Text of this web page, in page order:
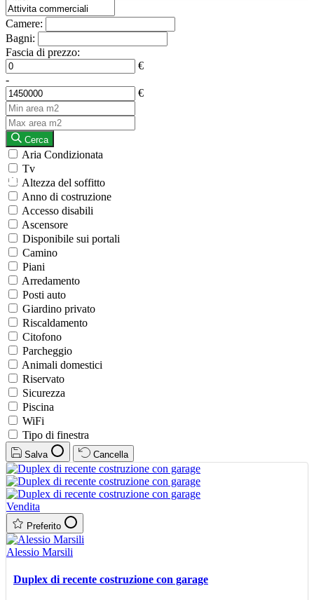
Camere:
Bagni:
Fascia di prezzo:
€
-
€
Cerca
Aria Condizionata
Tv
Altezza del soffitto
Anno di costruzione
Accesso disabili
Ascensore
Disponibile sui portali
Camino
Piani
Arredamento
Posti auto
Giardino privato
Riscaldamento
Citofono
Parcheggio
Animali domestici
Riservato
Sicurezza
Piscina
WiFi
Tipo di finestra
Salva Cancella
Vendita
Preferito
Alessio Marsili
Duplex di recente costruzione con garage